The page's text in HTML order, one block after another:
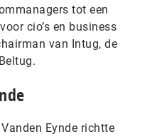
tot een
cio’s en business
van Intug, de
Eynde richtte